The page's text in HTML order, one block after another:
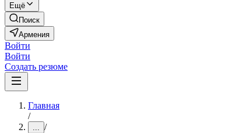
Ещё
Поиск
Армения
Войти
Войти
Создать резюме
Главная
/
... /